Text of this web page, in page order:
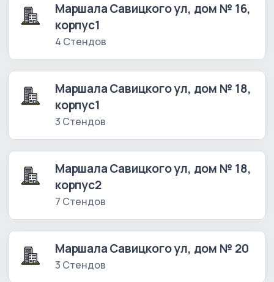
Маршала Савицкого ул, дом № 16,
корпус1
4 Стендов
Маршала Савицкого ул, дом № 18,
корпус1
3 Стендов
Маршала Савицкого ул, дом № 18,
корпус2
7 Стендов
Маршала Савицкого ул, дом № 20
3 Стендов